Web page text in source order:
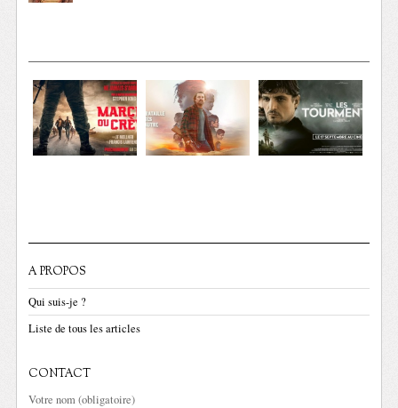
A PROPOS
Qui suis-je ?
Liste de tous les articles
CONTACT
Votre nom (obligatoire)